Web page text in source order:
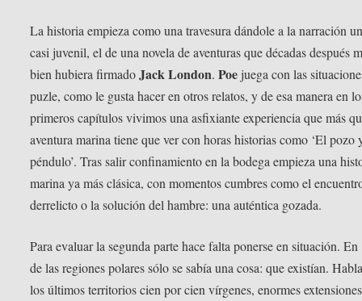
La historia empieza como una travesura dándole a la narración
casi juvenil, el de una novela de aventuras que décadas después
bien hubiera firmadoJack London.Poe juega con las
puzle, como le gusta hacer en otros relatos, y de esa manera en
primeros capítulos vivimos una asfixiante experiencia que más
aventura marina tiene que ver con horas historias como ‘El pozo
péndulo’. Tras salir confinamiento en la bodega empieza una
marina ya más clásica, con momentos cumbres como el
derrelicto o la solución del hambre: una auténtica gozada.
Para evaluar la segunda parte hace falta ponerse en situación.
de las regiones polares sólo se sabía una cosa: que existían.
los últimos territorios cien por cien vírgenes, enormes